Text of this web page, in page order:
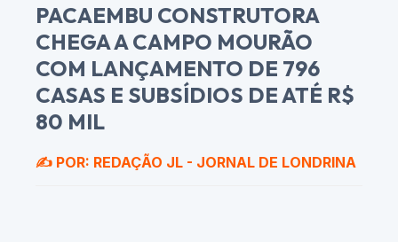
PACAEMBU CONSTRUTORA
CHEGA A CAMPO MOURÃO
COM LANÇAMENTO DE 796
CASAS E SUBSÍDIOS DE ATÉ R$
80 MIL
✍️ POR: REDAÇÃO JL - JORNAL DE LONDRINA